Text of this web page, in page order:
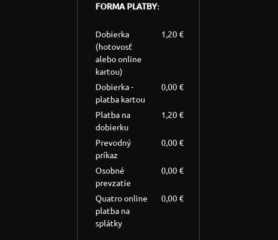
FORMA PLATBY:
Dobierka
(hotovosť
alebo online
kartou)
1,20 €
Dobierka -
platba kartou
0,00 €
Platba na
dobierku
1,20 €
Prevodný
príkaz
0,00 €
Osobné
prevzatie
0,00 €
Quatro online
platba na
splátky
0,00 €